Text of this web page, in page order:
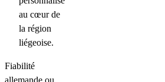
au cœur de
la région
liégeoise.
Fiabilité